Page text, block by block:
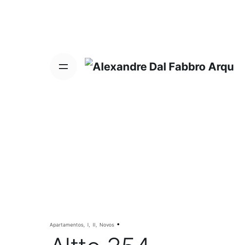
Apartamentos I II Novos